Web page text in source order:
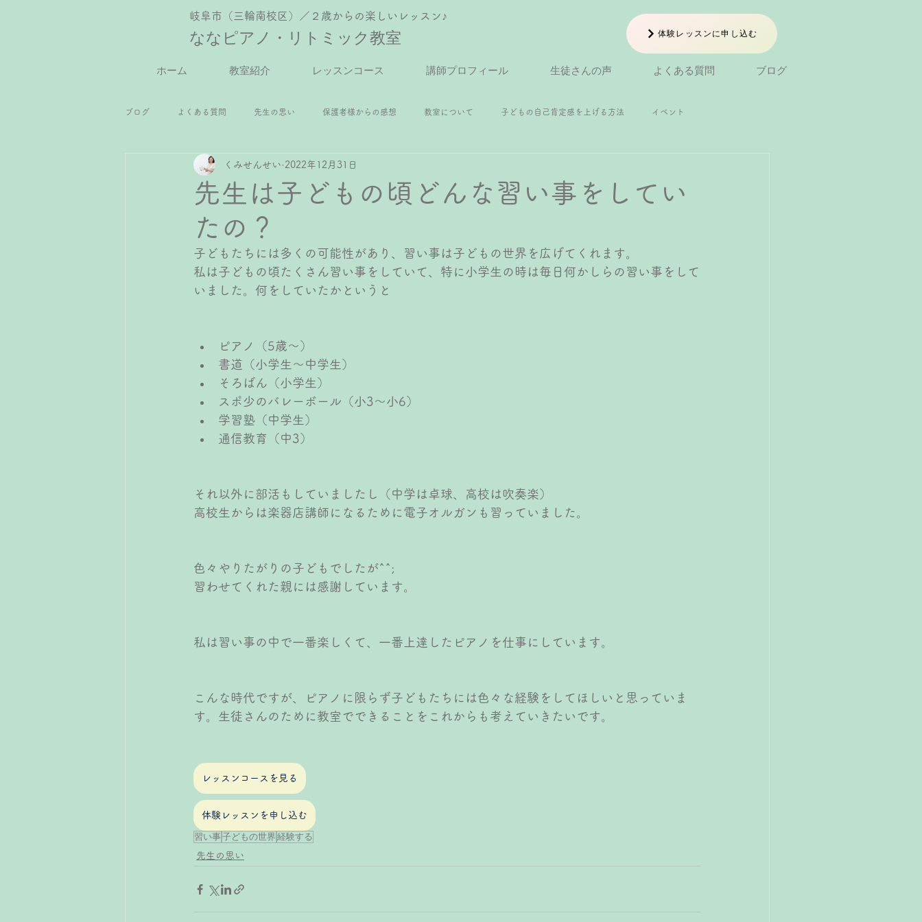
岐阜市（三輪南校区）／２歳からの楽しいレッスン♪
ななピアノ・リトミック教室 体験レッスンに申し込む
ホーム 教室紹介 レッスンコース 講師プロフィール 生徒さんの声 よくある質問 ブログ
ブログ よくある質問 先生の思い 保護者様からの感想 教室について 子どもの自己肯定感を上げる方法 イベント
2歳児ピアノレッスン 年少さんピアノレッスン
小2ピアノレッスン 小3ピアノレッスン
高校生ピアノレッスン 大人ピアノレッスン ピアノ
先生は子どもの頃どんな習い事をしてい
たの？
くみせんせい 2022年12月31日
子どもたちには多くの可能性があり、習い事は子どもの世界を広げてくれます。
私は子どもの頃たくさん習い事をしていて、特に小学生の時は毎日何かしらの習い事をして
いました。何をしていたかというと
ピアノ（5歳〜）
書道（小学生〜中学生）
そろばん（小学生）
スポ少のバレーボール（小3〜小6）
学習塾（中学生）
通信教育（中3）
それ以外に部活もしていましたし（中学は卓球、高校は吹奏楽）
高校生からは楽器店講師になるために電子オルガンも習っていました。
色々やりたがりの子どもでしたが^^;
習わせてくれた親には感謝しています。
私は習い事の中で一番楽しくて、一番上達したピアノを仕事にしています。
こんな時代ですが、ピアノに限らず子どもたちには色々な経験をしてほしいと思っていま
す。生徒さんのために教室でできることをこれからも考えていきたいです。
レッスンコースを見る
体験レッスンを申し込む
習い事 子どもの世界 経験する
先生の思い